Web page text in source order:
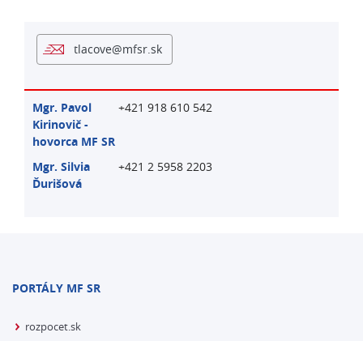
tlacove@mfsr.sk
Mgr. Pavol
Kirinovič -
hovorca MF SR
+421 918 610 542
Mgr. Silvia
Ďurišová
+421 2 5958 2203
PORTÁLY MF SR
rozpocet.sk